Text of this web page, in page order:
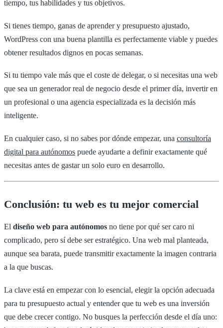
tiempo, tus habilidades y tus objetivos.
Si tienes tiempo, ganas de aprender y presupuesto ajustado,
WordPress con una buena plantilla es perfectamente viable y puedes
obtener resultados dignos en pocas semanas.
Si tu tiempo vale más que el coste de delegar, o si necesitas una web
que sea un generador real de negocio desde el primer día, invertir en
un profesional o una agencia especializada es la decisión más
inteligente.
En cualquier caso, si no sabes por dónde empezar, una consultoría
digital para autónomos puede ayudarte a definir exactamente qué
necesitas antes de gastar un solo euro en desarrollo.
Conclusión: tu web es tu mejor comercial
El diseño web para autónomos no tiene por qué ser caro ni
complicado, pero sí debe ser estratégico. Una web mal planteada,
aunque sea barata, puede transmitir exactamente la imagen contraria
a la que buscas.
La clave está en empezar con lo esencial, elegir la opción adecuada
para tu presupuesto actual y entender que tu web es una inversión
que debe crecer contigo. No busques la perfección desde el día uno: